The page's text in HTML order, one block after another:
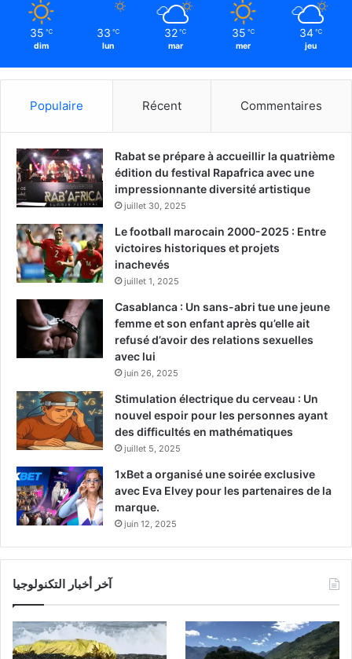
35 ℃
dim
33 ℃
lun
32 ℃
mar
35 ℃
mer
34 ℃
jeu
Populaire Récent Commentaires
Rabat se prépare à accueillir la quatrième
édition du festival Rapafrica avec une
impressionnante diversité artistique
juillet 30, 2025
Le football marocain 2000-2025 : Entre
victoires historiques et projets
inachevés
juillet 1, 2025
Casablanca : Un sans-abri tue une jeune
femme et son enfant après qu’elle ait
refusé d’avoir des relations sexuelles
avec lui
juin 26, 2025
Stimulation électrique du cerveau : Un
nouvel espoir pour les personnes ayant
des difficultés en mathématiques
juillet 5, 2025
1xBet a organisé une soirée exclusive
avec Eva Elvey pour les partenaires de la
marque.
juin 12, 2025
آخر أخبار التكنولوجيا